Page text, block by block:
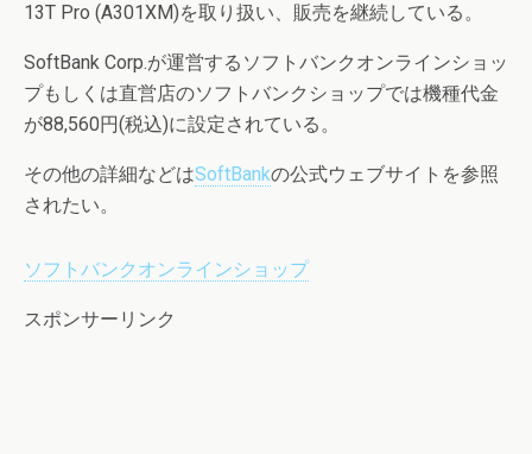
13T Pro (A301XM)を取り扱い、販売を継続している。
SoftBank Corp.が運営するソフトバンクオンラインショッ
プもしくは直営店のソフトバンクショップでは機種代金
が88,560円(税込)に設定されている。
その他の詳細などはSoftBankの公式ウェブサイトを参照
されたい。
ソフトバンクオンラインショップ
スポンサーリンク